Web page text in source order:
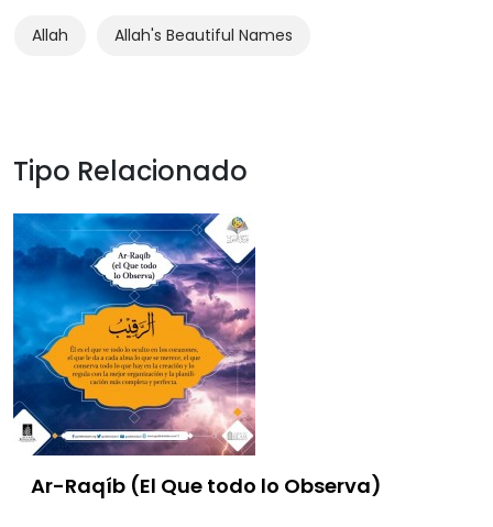
Allah Allah's Beautiful Names
Tipo Relacionado
Ar-Raqíb (El Que todo lo Observa)